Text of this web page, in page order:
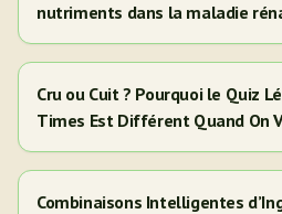
nutriments dans la maladie
Cru ou Cuit ? Pourquoi le Quiz
Times Est Différent Quand On
Combinaisons Intelligentes